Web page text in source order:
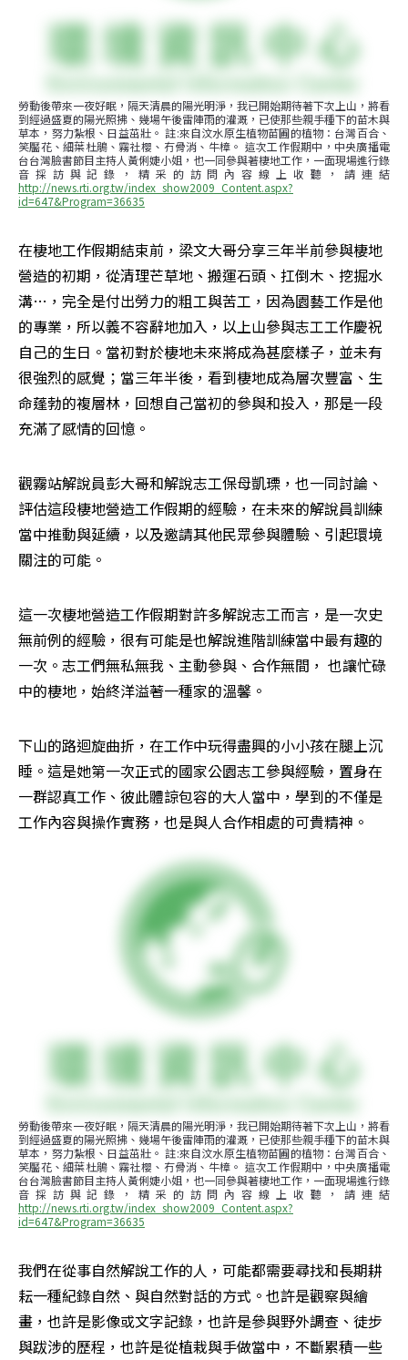
勞動後帶來一夜好眠，隔天清晨的陽光明淨，我已開始期待著下次上山，將看
到經過盛夏的陽光照拂、幾場午後雷陣雨的灌溉，已使那些親手種下的苗木與
草本，努力紮根、日益茁壯。 註:來自汶水原生植物苗圃的植物：台灣百合、
笑靨花、細葉杜鵑、霧社櫻、冇骨消、牛樟。 這次工作假期中，中央廣播電
台台灣臉書節目主持人黃俐婕小姐，也一同參與著棲地工作，一面現場進行錄
音採訪與記錄，精采的訪問內容線上收聽，請連結
http://news.rti.org.tw/index_show2009_Content.aspx?
id=647&Program=36635
在棲地工作假期結束前，梁文大哥分享三年半前參與棲地
營造的初期，從清理芒草地、搬運石頭、扛倒木、挖掘水
溝…，完全是付出勞力的粗工與苦工，因為園藝工作是他
的專業，所以義不容辭地加入，以上山參與志工工作慶祝
自己的生日。當初對於棲地未來將成為甚麼樣子，並未有
很強烈的感覺；當三年半後，看到棲地成為層次豐富、生
命蓬勃的複層林，回想自己當初的參與和投入，那是一段
充滿了感情的回憶。
觀霧站解說員彭大哥和解說志工保母凱瑮，也一同討論、
評估這段棲地營造工作假期的經驗，在未來的解說員訓練
當中推動與延續，以及邀請其他民眾參與體驗、引起環境
關注的可能。
這一次棲地營造工作假期對許多解說志工而言，是一次史
無前例的經驗，很有可能是也解說進階訓練當中最有趣的
一次。志工們無私無我、主動參與、合作無間， 也讓忙碌
中的棲地，始終洋溢著一種家的溫馨。
下山的路迴旋曲折，在工作中玩得盡興的小小孩在腿上沉
睡。這是她第一次正式的國家公園志工參與經驗，置身在
一群認真工作、彼此體諒包容的大人當中，學到的不僅是
工作內容與操作實務，也是與人合作相處的可貴精神。
勞動後帶來一夜好眠，隔天清晨的陽光明淨，我已開始期待著下次上山，將看
到經過盛夏的陽光照拂、幾場午後雷陣雨的灌溉，已使那些親手種下的苗木與
草本，努力紮根、日益茁壯。 註:來自汶水原生植物苗圃的植物：台灣百合、
笑靨花、細葉杜鵑、霧社櫻、冇骨消、牛樟。 這次工作假期中，中央廣播電
台台灣臉書節目主持人黃俐婕小姐，也一同參與著棲地工作，一面現場進行錄
音採訪與記錄，精采的訪問內容線上收聽，請連結
http://news.rti.org.tw/index_show2009_Content.aspx?
id=647&Program=36635
我們在從事自然解說工作的人，可能都需要尋找和長期耕
耘一種紀錄自然、與自然對話的方式。也許是觀察與繪
畫，也許是影像或文字記錄，也許是參與野外調查、徒步
與跋涉的歷程，也許是從植栽與手做當中，不斷累積一些